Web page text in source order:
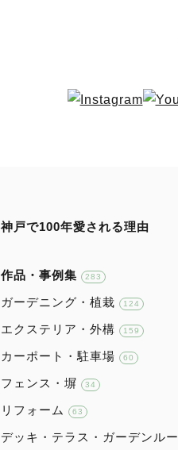
神戸で100年愛される理由
作品・事例集 283
ガーデニング・植栽 124
エクステリア・外構 159
カーポート・駐車場 60
フェンス・塀 34
リフォーム 63
デッキ・テラス・ガーデンル